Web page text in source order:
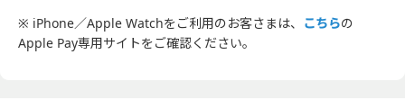
※ iPhone／Apple Watchをご利用のお客さまは、 こちらの
Apple Pay専用サイトをご確認ください。